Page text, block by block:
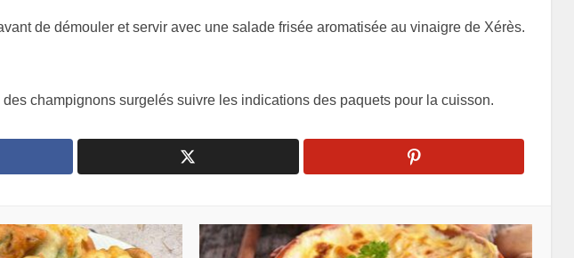
de démouler et servir avec une salade frisée aromatisée au vinaigre de Xérès.
champignons surgelés suivre les indications des paquets pour la cuisson.